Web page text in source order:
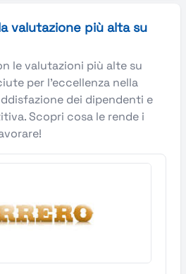
valutazione più alta su
le valutazioni più alte su
per l’eccellenza nella
dei dipendenti e
Scopri cosa le rende i